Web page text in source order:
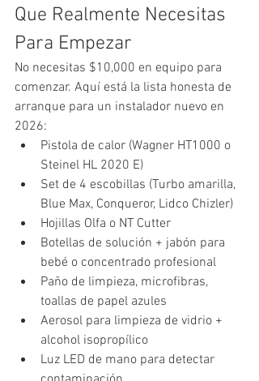
Que Realmente Necesitas
Para Empezar
No necesitas $10,000 en equipo para
comenzar. Aquí está la lista honesta de
arranque para un instalador nuevo en
2026:
Pistola de calor (Wagner HT1000 o
Steinel HL 2020 E)
Set de 4 escobillas (Turbo amarilla,
Blue Max, Conqueror, Lidco Chizler)
Hojillas Olfa o NT Cutter
Botellas de solución + jabón para
bebé o concentrado profesional
Paño de limpieza, microfibras,
toallas de papel azules
Aerosol para limpieza de vidrio +
alcohol isopropílico
Luz LED de mano para detectar